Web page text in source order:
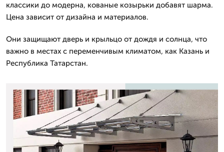
классики до модерна, кованые козырьки добавят шарма.
Цена зависит от дизайна и материалов.
Они защищают дверь и крыльцо от дождя и солнца, что
важно в местах с переменчивым климатом, как Казань и
Республика Татарстан.